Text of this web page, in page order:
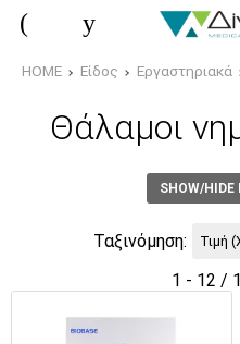
HOME Είδος Εργαστηριακά
Θάλαμοι
SHOW/HIDE
Ταξινόμηση:
1 - 12 /